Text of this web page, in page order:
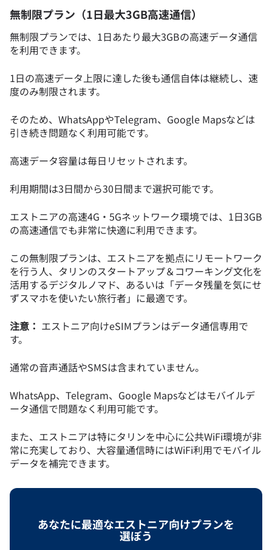
無制限プラン（1日最大3GB高速通信）
無制限プランでは、1日あたり最大3GBの高速データ通信
を利用できます。
1日の高速データ上限に達した後も通信自体は継続し、速
度のみ制限されます。
そのため、WhatsAppやTelegram、Google Mapsなどは
引き続き問題なく利用可能です。
高速データ容量は毎日リセットされます。
利用期間は3日間から30日間まで選択可能です。
エストニアの高速4G・5Gネットワーク環境では、1日3GB
の高速通信でも非常に快適に利用できます。
この無制限プランは、エストニアを拠点にリモートワーク
を行う人、タリンのスタートアップ＆コワーキング文化を
活用するデジタルノマド、あるいは「データ残量を気にせ
ずスマホを使いたい旅行者」に最適です。
注意： エストニア向けeSIMプランはデータ通信専用で
す。
通常の音声通話やSMSは含まれていません。
WhatsApp、Telegram、Google Mapsなどはモバイルデ
ータ通信で問題なく利用可能です。
また、エストニアは特にタリンを中心に公共WiFi環境が非
常に充実しており、大容量通信時にはWiFi利用でモバイル
データを補完できます。
あなたに最適なエストニア向けプランを
選ぼう